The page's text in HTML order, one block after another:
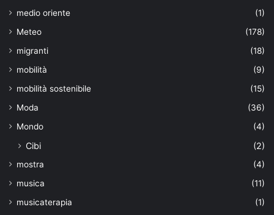
medio oriente
(1)
Meteo
(178)
migranti
(18)
mobilità
(9)
mobilità sostenibile
(15)
Moda
(36)
Mondo
(4)
Cibi (2)
mostra
(4)
musica
(11)
musicaterapia
(1)